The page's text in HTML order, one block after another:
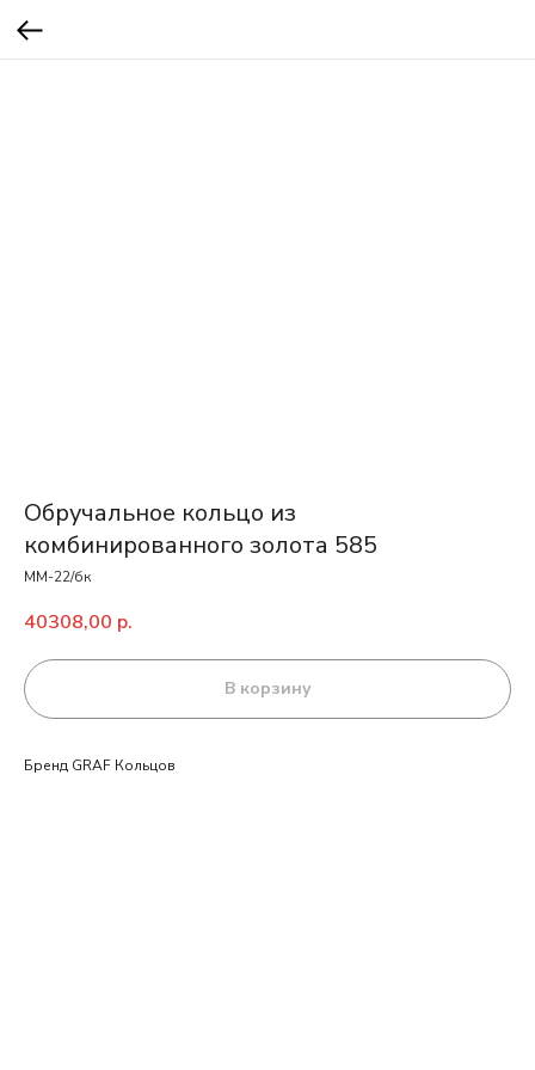
Обручальное кольцо из
комбинированного золота 585
ММ-22/бк
40308,00 р.
В корзину
Бренд GRAF Кольцов